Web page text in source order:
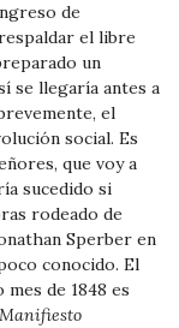
de
el libre
un
se llegaría antes a
el
social. Es
que voy a
sucedido si
rodeado de
Sperber en
conocido. El
de 1848 es
Manifiesto